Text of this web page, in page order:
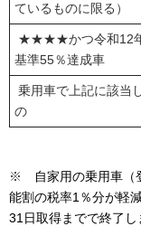
ているものに限る）
★★★★かつ令和12
基準55％達成車
乗用車で上記に該当
の
※
自家用の乗用車
能割の税率1％分が軽
31日取得までで終了し